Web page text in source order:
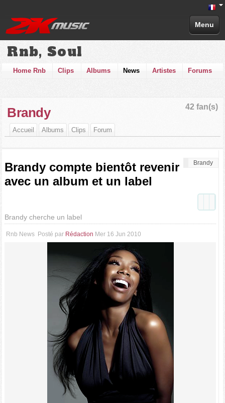
Menu
Rnb, Soul
Home Rnb Clips Albums News Artistes Forums
42 fan(s)
Brandy
Accueil Albums Clips Forum
Brandy
Brandy compte bientôt revenir
avec un album et un label
Brandy cherche un label
Rnb News Posté par Rédaction Mer 16 Jun 2010